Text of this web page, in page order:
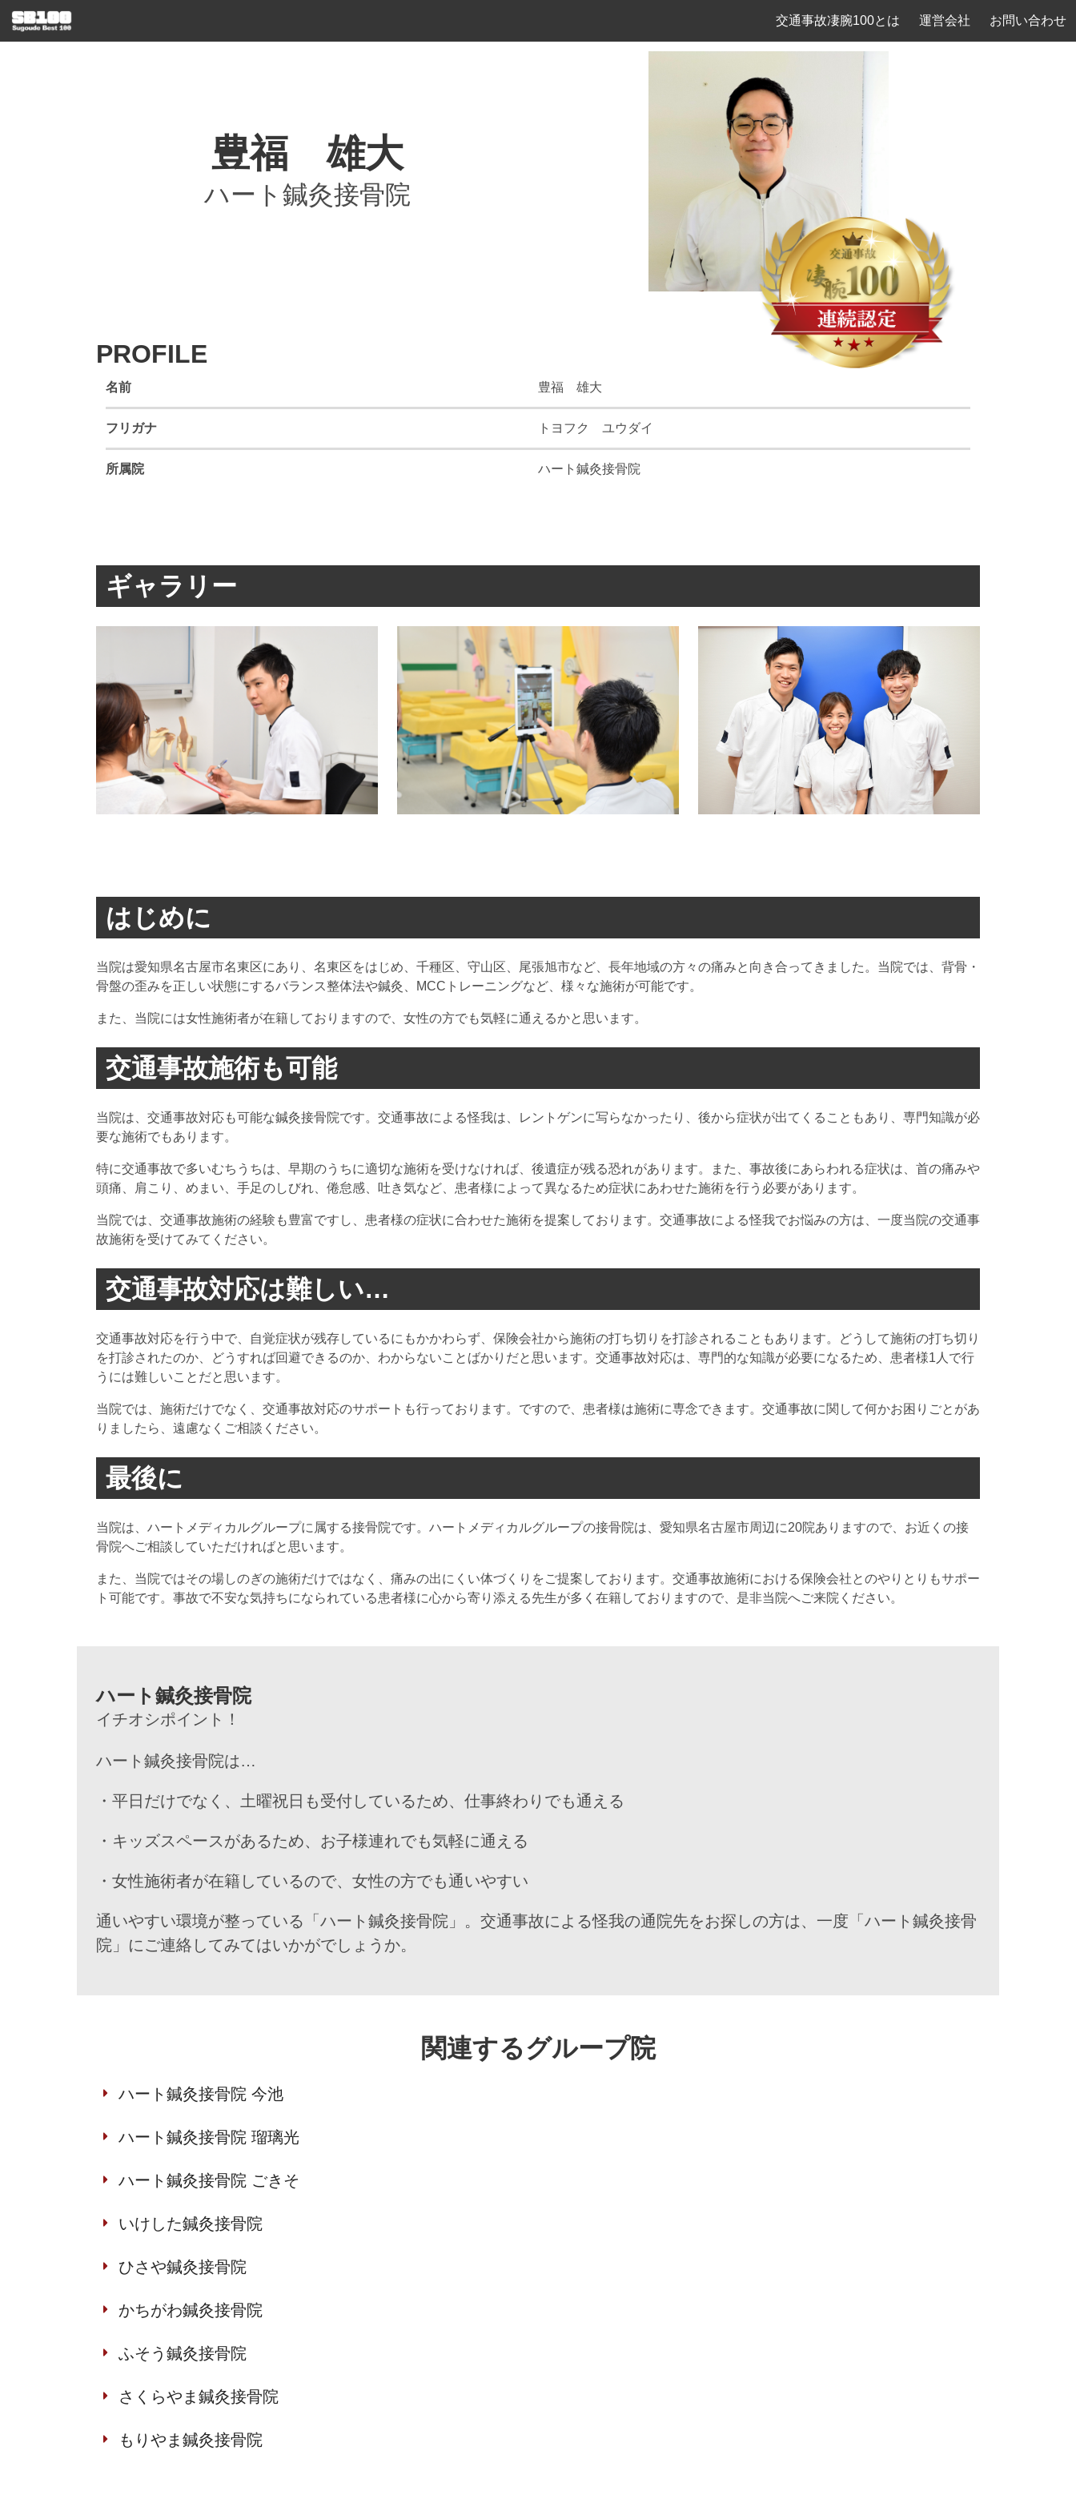
交通事故凄腕100とは 運営会社 お問い合わせ
豊福 雄大
ハート鍼灸接骨院
PROFILE
名前 豊福 雄大
フリガナ トヨフク ユウダイ
所属院 ハート鍼灸接骨院
ギャラリー
はじめに
当院は愛知県名古屋市名東区にあり、名東区をはじめ、千種区、守山区、尾張旭市など、長年地域の方々の痛みと向き合ってきました。当院では、背骨・
骨盤の歪みを正しい状態にするバランス整体法や鍼灸、MCCトレーニングなど、様々な施術が可能です。
また、当院には女性施術者が在籍しておりますので、女性の方でも気軽に通えるかと思います。
交通事故施術も可能
当院は、交通事故対応も可能な鍼灸接骨院です。交通事故による怪我は、レントゲンに写らなかったり、後から症状が出てくることもあり、専門知識が必
要な施術でもあります。
特に交通事故で多いむちうちは、早期のうちに適切な施術を受けなければ、後遺症が残る恐れがあります。また、事故後にあらわれる症状は、首の痛みや
頭痛、肩こり、めまい、手足のしびれ、倦怠感、吐き気など、患者様によって異なるため症状にあわせた施術を行う必要があります。
当院では、交通事故施術の経験も豊富ですし、患者様の症状に合わせた施術を提案しております。交通事故による怪我でお悩みの方は、一度当院の交通事
故施術を受けてみてください。
交通事故対応は難しい…
交通事故対応を行う中で、自覚症状が残存しているにもかかわらず、保険会社から施術の打ち切りを打診されることもあります。どうして施術の打ち切り
を打診されたのか、どうすれば回避できるのか、わからないことばかりだと思います。交通事故対応は、専門的な知識が必要になるため、患者様1人で行
うには難しいことだと思います。
当院では、施術だけでなく、交通事故対応のサポートも行っております。ですので、患者様は施術に専念できます。交通事故に関して何かお困りごとがあ
りましたら、遠慮なくご相談ください。
最後に
当院は、ハートメディカルグループに属する接骨院です。ハートメディカルグループの接骨院は、愛知県名古屋市周辺に20院ありますので、お近くの接
骨院へご相談していただければと思います。
また、当院ではその場しのぎの施術だけではなく、痛みの出にくい体づくりをご提案しております。交通事故施術における保険会社とのやりとりもサポー
ト可能です。事故で不安な気持ちになられている患者様に心から寄り添える先生が多く在籍しておりますので、是非当院へご来院ください。
ハート鍼灸接骨院
イチオシポイント！
ハート鍼灸接骨院は…
・平日だけでなく、土曜祝日も受付しているため、仕事終わりでも通える
・キッズスペースがあるため、お子様連れでも気軽に通える
・女性施術者が在籍しているので、女性の方でも通いやすい
通いやすい環境が整っている「ハート鍼灸接骨院」。交通事故による怪我の通院先をお探しの方は、一度「ハート鍼灸接骨
院」にご連絡してみてはいかがでしょうか。
関連するグループ院
ハート鍼灸接骨院 今池
ハート鍼灸接骨院 瑠璃光
ハート鍼灸接骨院 ごきそ
いけした鍼灸接骨院
ひさや鍼灸接骨院
かちがわ鍼灸接骨院
ふそう鍼灸接骨院
さくらやま鍼灸接骨院
もりやま鍼灸接骨院